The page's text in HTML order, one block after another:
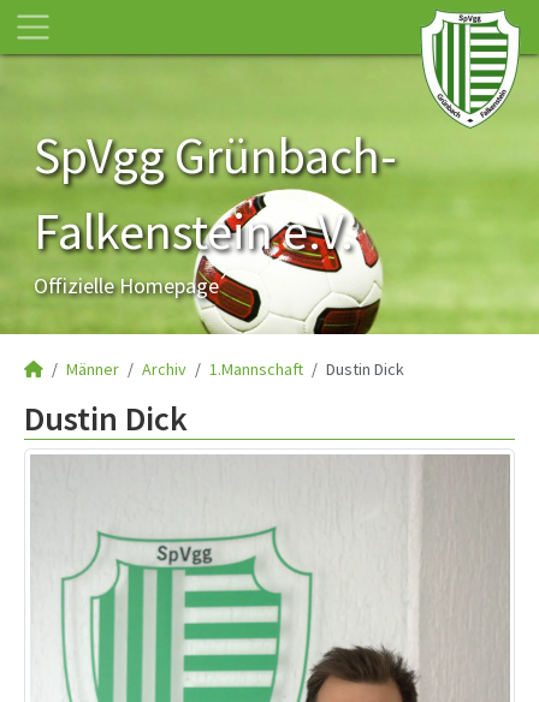
SpVgg Grünbach-
Falkenstein e.V.
Offizielle Homepage
Männer Archiv 1.Mannschaft Dustin Dick
Dustin Dick